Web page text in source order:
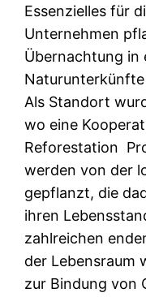
Essenzielles für
Unternehmen
Übernachtung in
Als Standort
wo eine
Reforestation
werden von der
gepflanzt, die
ihren
zahlreichen
der Lebensraum
zur Bindung von